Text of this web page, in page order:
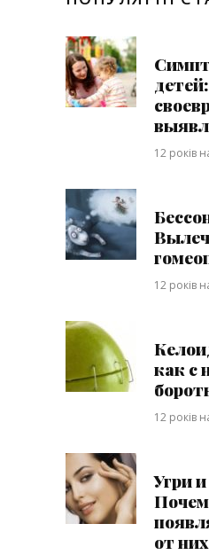
12 років
12 років
как с
12 років
Угри
от